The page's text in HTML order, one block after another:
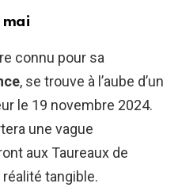
connu pour sa
, se trouve à l’aube d’un
le 19 novembre 2024.
une vague
aux Taureaux de
tangible.